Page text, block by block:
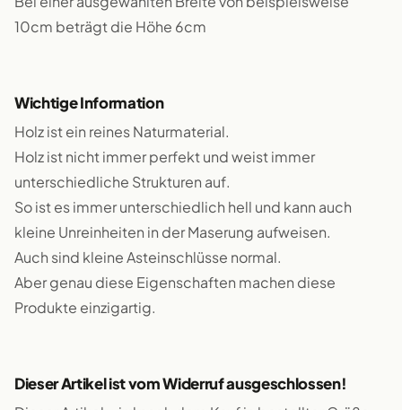
10cm beträgt die Höhe 6cm
Wichtige Information
Holz ist ein reines Naturmaterial.
Holz ist nicht immer perfekt und weist immer
unterschiedliche Strukturen auf.
So ist es immer unterschiedlich hell und kann auch
kleine Unreinheiten in der Maserung aufweisen.
Auch sind kleine Asteinschlüsse normal.
Aber genau diese Eigenschaften machen diese
Produkte einzigartig.
Dieser Artikel ist vom Widerruf ausgeschlossen!